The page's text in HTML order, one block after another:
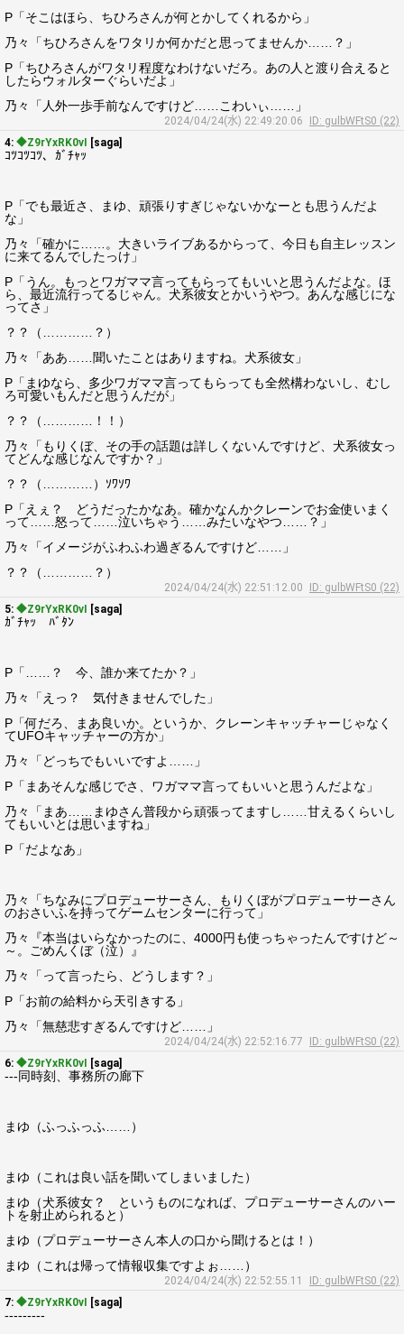
P「そこはほら、ちひろさんが何とかしてくれるから」
乃々「ちひろさんをワタリか何かだと思ってませんか……？」
P「ちひろさんがワタリ程度なわけないだろ。あの人と渡り合えると
したらウォルターぐらいだよ」
乃々「人外一歩手前なんですけど……こわいぃ……」
2024/04/24(水) 22:49:20.06
ID: gulbWFtS0 (22)
4: ◆Z9rYxRK0vI [saga]
ｺﾂｺﾂｺﾂ、ｶﾞﾁｬｯ
P「でも最近さ、まゆ、頑張りすぎじゃないかなーとも思うんだよ
な」
乃々「確かに……。大きいライブあるからって、今日も自主レッスン
に来てるんでしたっけ」
P「うん。もっとワガママ言ってもらってもいいと思うんだよな。ほ
ら、最近流行ってるじゃん。犬系彼女とかいうやつ。あんな感じにな
ってさ」
？？（…………？）
乃々「ああ……聞いたことはありますね。犬系彼女」
P「まゆなら、多少ワガママ言ってもらっても全然構わないし、むし
ろ可愛いもんだと思うんだが」
？？（…………！！）
乃々「もりくぼ、その手の話題は詳しくないんですけど、犬系彼女っ
てどんな感じなんですか？」
？？（…………）ｿﾜｿﾜ
P「えぇ？ どうだったかなあ。確かなんかクレーンでお金使いまく
って……怒って……泣いちゃう……みたいなやつ……？」
乃々「イメージがふわふわ過ぎるんですけど……」
？？（…………？）
2024/04/24(水) 22:51:12.00
ID: gulbWFtS0 (22)
5: ◆Z9rYxRK0vI [saga]
ｶﾞﾁｬｯ ﾊﾞﾀﾝ
P「……？ 今、誰か来てたか？」
乃々「えっ？ 気付きませんでした」
P「何だろ、まあ良いか。というか、クレーンキャッチャーじゃなく
てUFOキャッチャーの方か」
乃々「どっちでもいいですよ……」
P「まあそんな感じでさ、ワガママ言ってもいいと思うんだよな」
乃々「まあ……まゆさん普段から頑張ってますし……甘えるくらいし
てもいいとは思いますね」
P「だよなあ」
乃々「ちなみにプロデューサーさん、もりくぼがプロデューサーさん
のおさいふを持ってゲームセンターに行って」
乃々『本当はいらなかったのに、4000円も使っちゃったんですけど～
～。ごめんくぼ（泣）』
乃々「って言ったら、どうします？」
P「お前の給料から天引きする」
乃々「無慈悲すぎるんですけど……」
2024/04/24(水) 22:52:16.77
ID: gulbWFtS0 (22)
6: ◆Z9rYxRK0vI [saga]
---同時刻、事務所の廊下
まゆ（ふっふっふ……）
まゆ（これは良い話を聞いてしまいました）
まゆ（犬系彼女？ というものになれば、プロデューサーさんのハー
トを射止められると）
まゆ（プロデューサーさん本人の口から聞けるとは！）
まゆ（これは帰って情報収集ですよぉ……）
2024/04/24(水) 22:52:55.11
ID: gulbWFtS0 (22)
7: ◆Z9rYxRK0vI [saga]
---------